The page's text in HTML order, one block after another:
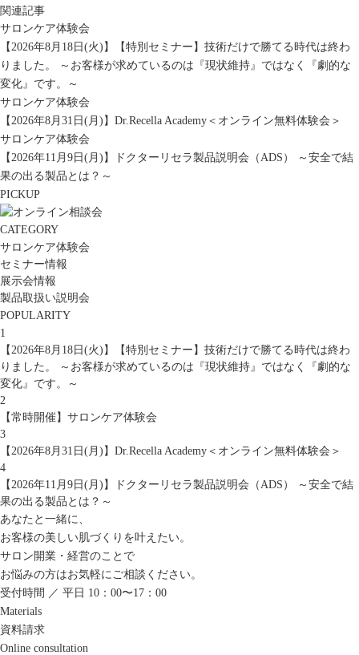
関連記事
サロンケア体験会
【2026年8月18日(火)】【特別セミナー】技術だけで勝てる時代は終わ
りました。 ～お客様が求めているのは『現状維持』ではなく『劇的な
変化』です。～
サロンケア体験会
【2026年8月31日(月)】Dr.Recella Academy＜オンライン無料体験会＞
サロンケア体験会
【2026年11月9日(月)】ドクターリセラ製品説明会（ADS） ～安全で結
果の出る製品とは？～
PICKUP
CATEGORY
サロンケア体験会
セミナー情報
展示会情報
製品取扱い説明会
POPULARITY
1
【2026年8月18日(火)】【特別セミナー】技術だけで勝てる時代は終わ
りました。 ～お客様が求めているのは『現状維持』ではなく『劇的な
変化』です。～
2
【常時開催】サロンケア体験会
3
【2026年8月31日(月)】Dr.Recella Academy＜オンライン無料体験会＞
4
【2026年11月9日(月)】ドクターリセラ製品説明会（ADS） ～安全で結
果の出る製品とは？～
あなたと一緒に、
お客様の美しい肌づくりを叶えたい。
サロン開業・経営のことで
お悩みの方はお気軽にご相談ください。
受付時間 ／ 平日 10：00〜17：00
Materials
資料請求
Online consultation